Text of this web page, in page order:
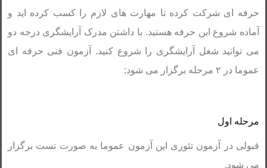
حرفه ای شرکت کرده تا مهارت های لازم را کسب کرده اید و
آماده شروع این حرفه هستید. با داشتن مدرک آرایشگری درجه دو
می توانید شغل آرایشگری را شروع کنید. آزمون فنی حرفه ای
عموما در ۲ مرحله برگزار می شود:
مرحله اول
قبولی در آزمون تئوری این آزمون عموما به صورت تست برگزار
می شود.